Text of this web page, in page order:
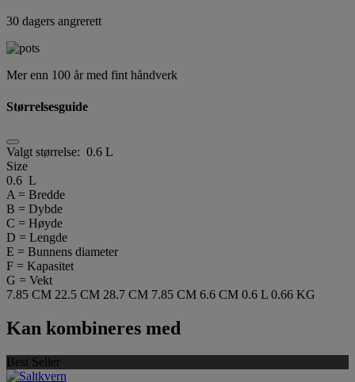
30 dagers angrerett
Mer enn 100 år med fint håndverk
Størrelsesguide
Valgt størrelse: 0.6 L
Size
0.6 L
A = Bredde
B = Dybde
C = Høyde
D = Lengde
E = Bunnens diameter
F = Kapasitet
G = Vekt
7.85 CM 22.5 CM 28.7 CM 7.85 CM 6.6 CM 0.6 L 0.66 KG
Kan kombineres med
Best Seller